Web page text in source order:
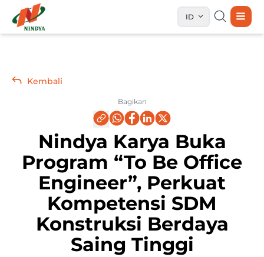
ID
Kembali
Bagikan
Nindya Karya Buka
Program “To Be Office
Engineer”, Perkuat
Kompetensi SDM
Konstruksi Berdaya
Saing Tinggi